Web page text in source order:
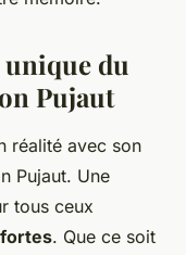
du
Pujaut
réalité avec son
Pujaut. Une
tous ceux
. Que ce soit